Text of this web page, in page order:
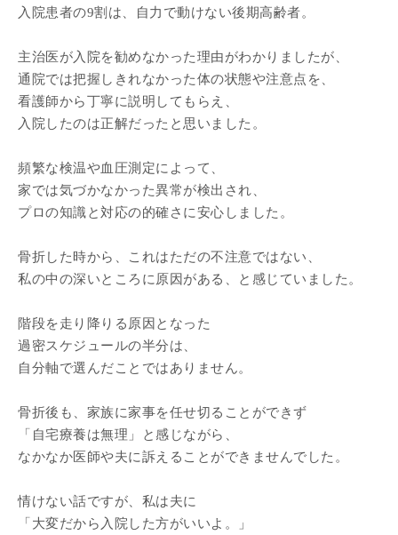
入院患者の9割は、自力で動けない後期高齢者。
主治医が入院を勧めなかった理由がわかりましたが、
通院では把握しきれなかった体の状態や注意点を、
看護師から丁寧に説明してもらえ、
入院したのは正解だったと思いました。
頻繁な検温や血圧測定によって、
家では気づかなかった異常が検出され、
プロの知識と対応の的確さに安心しました。
骨折した時から、これはただの不注意ではない、
私の中の深いところに原因がある、と感じていました。
階段を走り降りる原因となった
過密スケジュールの半分は、
自分軸で選んだことではありません。
骨折後も、家族に家事を任せ切ることができず
「自宅療養は無理」と感じながら、
なかなか医師や夫に訴えることができませんでした。
情けない話ですが、私は夫に
「大変だから入院した方がいいよ。」